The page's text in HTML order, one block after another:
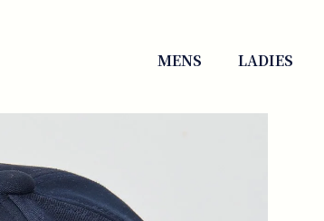
MENS LADIES